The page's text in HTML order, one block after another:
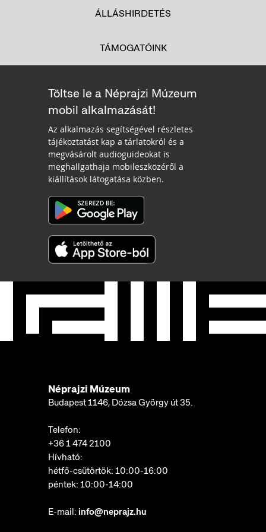
ÁLLÁSHIRDETÉS
TÁMOGATÓINK
Töltse le a Néprajzi Múzeum
mobil alkalmazását!
Az alkalmazás segítségével részletes
tájékoztatást kap a tárlatokról és a
megvásárolt audioguideokat is
meghallgathaja mobileszközéről a
kiállítások látogatása közben.
Néprajzi Múzeum
Budapest 1146, Dózsa György út 35.
Telefon:
+36 1 474 2100
Hívható:
hétfő-csütörtök: 10:00-16:00
péntek: 10:00-14:00
E-mail: info@neprajz.hu